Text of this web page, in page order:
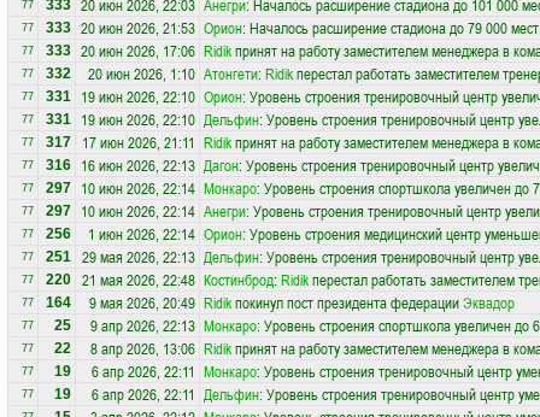
77 333 20 июн 2026, 22:03 Анегри: Началось расширение стадиона до 101 000
77 333 20 июн 2026, 21:53 Орион: Началось расширение стадиона до 79 000 мест
77 333 20 июн 2026, 17:06 Ridikпринят на работу заместителем менеджера в
77 332 20 июн 2026, 1:10 Атонгети: Ridikперестал работать заместителем
77 331 19 июн 2026, 22:10 Орион: Уровень строения тренировочный центр
77 331 19 июн 2026, 22:10 Дельфин: Уровень строения тренировочный центр
77 317 17 июн 2026, 21:11 Ridikпринят на работу заместителем менеджера в
77 316 16 июн 2026, 22:13 Дагон: Уровень строения тренировочный центр
77 297 10 июн 2026, 22:14 Монкаро: Уровень строения спортшкола увеличен до
77 297 10 июн 2026, 22:14 Анегри: Уровень строения тренировочный центр
77 256 1 июн 2026, 22:14 Орион: Уровень строения медицинский центр
77 251 29 мая 2026, 22:13 Дельфин: Уровень строения тренировочный центр
77 220 21 мая 2026, 22:48 Костинброд: Ridikперестал работать заместителем
77 164 9 мая 2026, 20:49 Ridikпокинул пост президента федерацииЭквадор
77 25 9 апр 2026, 22:13 Монкаро: Уровень строения спортшкола увеличен до
77 22 8 апр 2026, 13:06 Ridikпринят на работу заместителем менеджера в
77 19 6 апр 2026, 22:11 Монкаро: Уровень строения тренировочный центр
77 19 6 апр 2026, 22:11 Дельфин: Уровень строения тренировочный центр